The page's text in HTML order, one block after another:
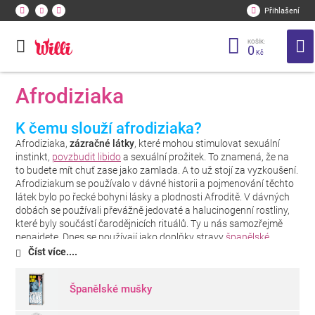
Přihlašení
KOŠÍK:
0 Kč
Afrodiziaka
K čemu slouží afrodiziaka?
Afrodiziaka, zázračné látky, které mohou stimulovat sexuální
instinkt, povzbudit libidoa sexuální prožitek. To znamená, že na
to budete mít chuť zase jako zamlada. A to už stojí za vyzkoušení.
Afrodiziakum se používalo v dávné historii a pojmenování těchto
látek bylo po řecké bohyni lásky a plodnosti Afroditě. V dávných
dobách se používali převážně jedovaté a halucinogenní rostliny,
které byly součástí čarodějnicích rituálů. Ty u nás samozřejmě
nenajdete. Dnes se používají jako doplňky stravy španělské
mušky, které jsou odzkoušené v různých koutech světa.
Afrodiziaka pro ženy a muže
Zaměřují se na specifické aspekty sexuálního prožitku a výkonu.
Parfémy s feromony
Číst více....
Španělské mušky